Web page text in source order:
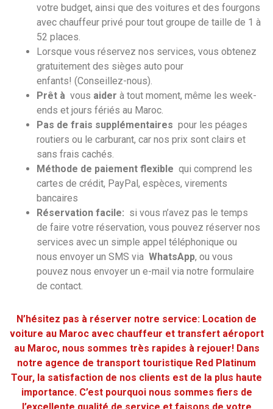
votre budget, ainsi que des voitures et des fourgons
avec chauffeur privé pour tout groupe de taille de 1 à
52 places.
Lorsque vous réservez nos services, vous obtenez
gratuitement des sièges auto pour
enfants! (Conseillez-nous).
Prêt à vous aider à tout moment, même les week-
ends et jours fériés au Maroc.
Pas de frais supplémentaires pour les péages
routiers ou le carburant, car nos prix sont clairs et
sans frais cachés.
Méthode de paiement flexible qui comprend les
cartes de crédit, PayPal, espèces, virements
bancaires
Réservation facile: si vous n’avez pas le temps
de faire votre réservation, vous pouvez réserver nos
services avec un simple appel téléphonique ou
nous envoyer un SMS via WhatsApp, ou vous
pouvez nous envoyer un e-mail via notre formulaire
de contact.
N’hésitez pas à réserver notre service: Location de
voiture au Maroc avec chauffeur et transfert aéroport
au Maroc, nous sommes très rapides à rejouer! Dans
notre agence de transport touristique Red Platinum
Tour, la satisfaction de nos clients est de la plus haute
importance. C’est pourquoi nous sommes fiers de